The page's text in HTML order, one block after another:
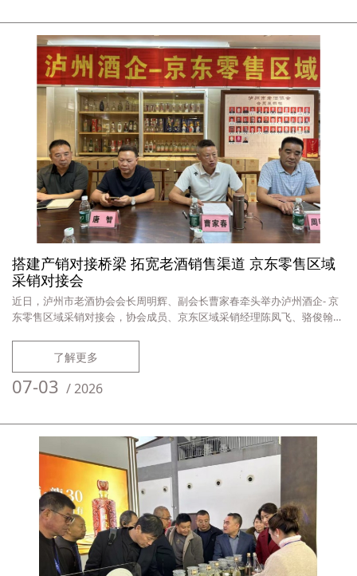
搭建产销对接桥梁 拓宽老酒销售渠道 京东零售区域
采销对接会
近日，泸州市老酒协会会长周明辉、副会长曹家春牵头举办泸州酒企- 京
东零售区域采销对接会，协会成员、京东区域采销经理陈凤飞、骆俊翰及
部署，协会搭建企业与头部电商对接平台，精准匹配线上渠道资源，助力
泸州老酒纾困拓市、转型升级。曹家春表示，搭建本次对接交流平台，核
心是直面老酒企业线上运营各类痛点难点，充分依托京东成熟的平台流
量、仓储物流
了解更多
07-03 /2026